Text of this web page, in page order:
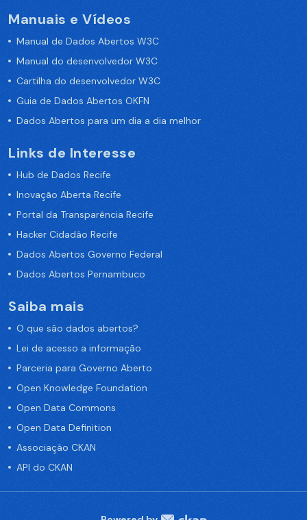
Manuais e Vídeos
Manual de Dados Abertos W3C
Manual do desenvolvedor W3C
Cartilha do desenvolvedor W3C
Guia de Dados Abertos OKFN
Dados Abertos para um dia a dia melhor
Links de Interesse
Hub de Dados Recife
Inovação Aberta Recife
Portal da Transparência Recife
Hacker Cidadão Recife
Dados Abertos Governo Federal
Dados Abertos Pernambuco
Saiba mais
O que são dados abertos?
Lei de acesso a informação
Parceria para Governo Aberto
Open Knowledge Foundation
Open Data Commons
Open Data Definition
Associação CKAN
API do CKAN